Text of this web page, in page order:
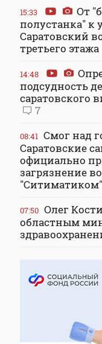
15:33
От
полустанка" к
Саратовский
третьего этажа
14:48
подсудность
саратовского
7
08:41 Смог над
Саратовские
официально
загрязнение
"Ситиматиком"
07:50 Олег
областным